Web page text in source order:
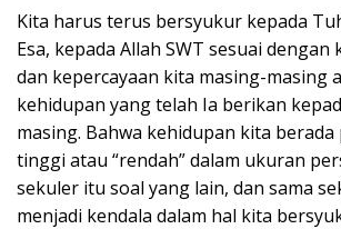
Kita harus terus bersyukur kepada
Esa, kepada Allah SWT sesuai dengan
dan kepercayaan kita masing-masing
kehidupan yang telah Ia berikan
masing. Bahwa kehidupan kita berada
tinggi atau “rendah” dalam ukuran
sekuler itu soal yang lain, dan sama
menjadi kendala dalam hal kita